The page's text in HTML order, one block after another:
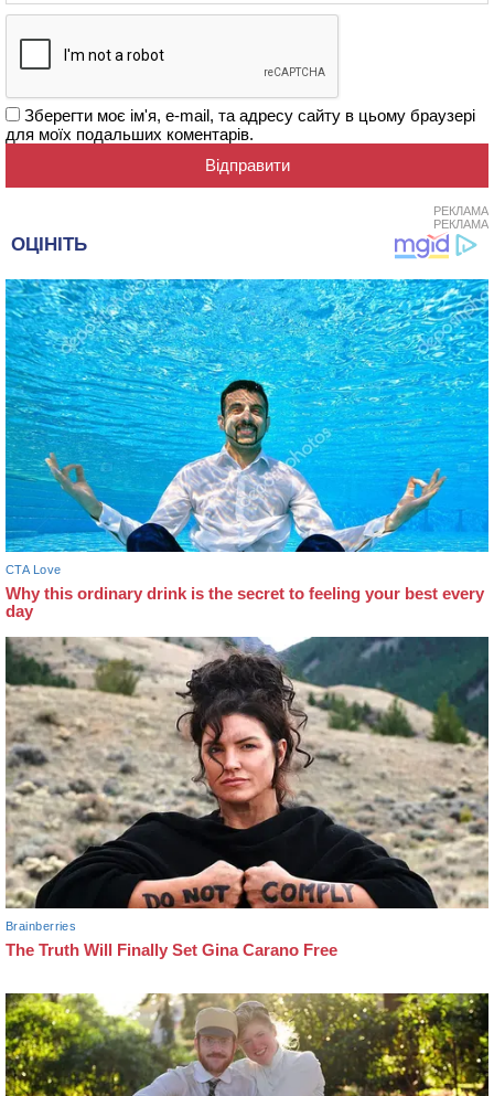
Зберегти моє ім'я, e-mail, та адресу сайту в цьому браузері
для моїх подальших коментарів.
РЕКЛАМА
РЕКЛАМА